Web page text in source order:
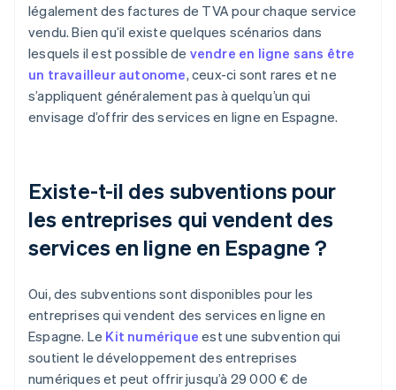
légalement des factures de TVA pour chaque service
vendu. Bien qu’il existe quelques scénarios dans
lesquels il est possible de vendre en ligne sans être
un travailleur autonome, ceux-ci sont rares et ne
s’appliquent généralement pas à quelqu’un qui
envisage d’offrir des services en ligne en Espagne.
Existe-t-il des subventions pour
les entreprises qui vendent des
services en ligne en Espagne ?
Oui, des subventions sont disponibles pour les
entreprises qui vendent des services en ligne en
Espagne. Le Kit numérique est une subvention qui
soutient le développement des entreprises
numériques et peut offrir jusqu’à 29 000 € de